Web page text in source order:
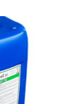
tra mức
hóa chất